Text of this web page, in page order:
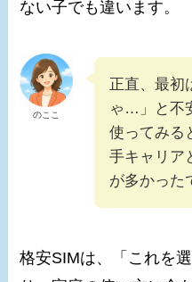
ない子でも違います。
のここ
正直、最初
ゃ…」と不
使ってみる
手キャリア
が多かった
格安SIMは、「これを